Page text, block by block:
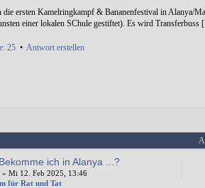
ersten Kamelringkampf & Bananenfestival in Alanya/
einer lokalen SChule gestiftet). Es wird Transferbuss
25 • Antwort erstellen
ich in Alanya ...?
» Mi 12. Feb 2025, 13:46
für Rat und Tat